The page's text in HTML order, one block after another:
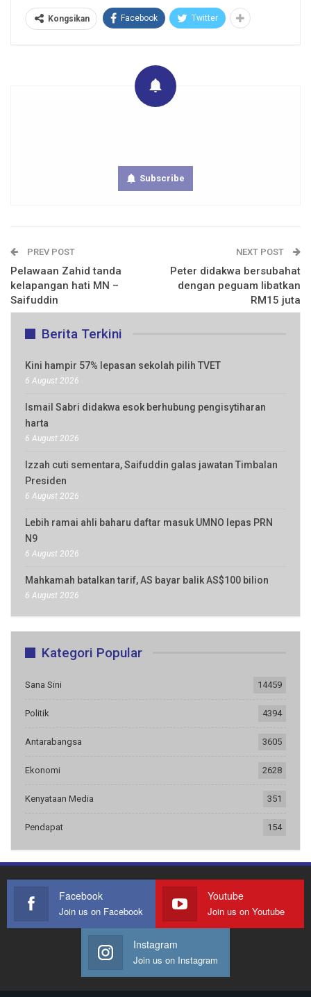
Kongsikan Facebook Twitter
Subscribe
PREV POST
Pelawaan Zahid tanda
kelapangan hati MN –
Saifuddin
NEXT POST
Peter didakwa bersubahat
dengan peguam libatkan
RM15 juta
Berita Terkini
Kini hampir 57% lepasan sekolah pilih TVET
6 August 2026
Ismail Sabri didakwa esok berhubung pengisytiharan
harta
6 August 2026
Izzah cuti sementara, Saifuddin galas jawatan Timbalan
Presiden
6 August 2026
Lebih ramai ahli baharu daftar masuk UMNO lepas PRN
N9
6 August 2026
Mahkamah batalkan tarif, AS bayar balik AS$100 bilion
6 August 2026
Kategori Popular
Sana Sini 14459
Politik 4394
Antarabangsa 3605
Ekonomi 2628
Kenyataan Media 351
Pendapat 154
Facebook
Join us on Facebook
Youtube
Join us on Youtube
Instagram
Join us on Instagram